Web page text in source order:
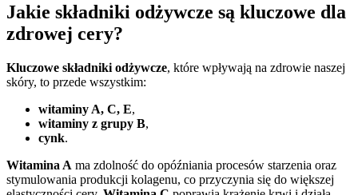
Jakie składniki odżywcze są kluczowe dla
zdrowej cery?
Kluczowe składniki odżywcze, które wpływają na zdrowie naszej
skóry, to przede wszystkim:
witaminy A, C, E,
witaminy z grupy B,
cynk.
Witamina A ma zdolność do opóźniania procesów starzenia oraz
stymulowania produkcji kolagenu, co przyczynia się do większej